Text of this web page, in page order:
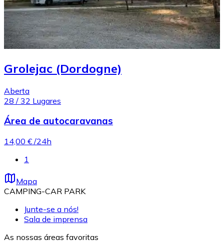
Grolejac (Dordogne)
Aberta
28 / 32 Lugares
Área de autocaravanas
14,00 € /24h
1
Mapa
CAMPING-CAR PARK
Junte-se a nós!
Sala de imprensa
As nossas áreas favoritas